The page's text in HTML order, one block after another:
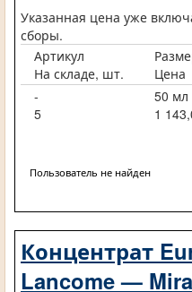
Указанная цена уже
сборы.
Артикул
На складе, шт.
Цена
-
50 мл
5
1
Пользователь не найден
Концентрат
Lancome —